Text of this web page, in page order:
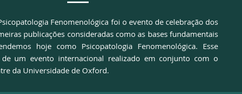
Fenomenológica foi o evento de celebração dos
publicações consideradas como as bases fundamentais
hoje como Psicopatologia Fenomenológica. Esse
um evento internacional realizado em conjunto com o
da Universidade de Oxford.